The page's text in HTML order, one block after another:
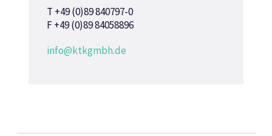
T +49 (0)89 840797-0
F +49 (0)89 84058896
info@ktkgmbh.de